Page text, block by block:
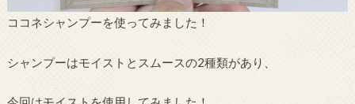
ココネシャンプーを使ってみました！
シャンプーはモイストとスムースの2種類があり、